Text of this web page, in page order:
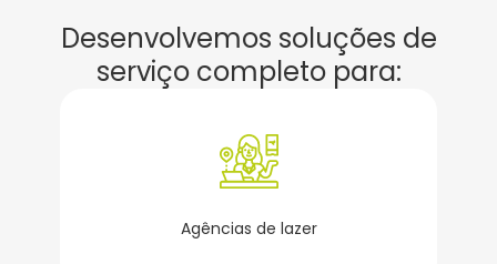
Desenvolvemos soluções de
serviço completo para:
Agências de lazer